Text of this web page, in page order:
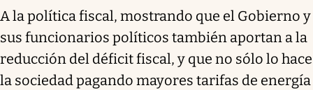
A la política fiscal, mostrando que el Gobierno y
sus funcionarios políticos también aportan a la
reducción del déficit fiscal, y que no sólo lo hace
la sociedad pagando mayores tarifas de energía